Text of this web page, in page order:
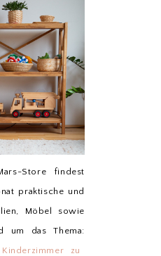
Store findest
praktische und
Möbel sowie
um das Thema:
zu